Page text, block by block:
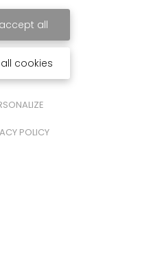
accept all
cookies
POLICY